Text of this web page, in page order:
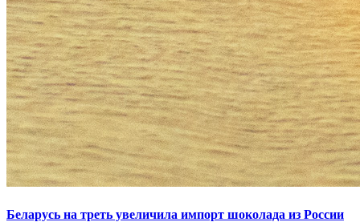
Беларусь на треть увеличила импорт шоколада из России